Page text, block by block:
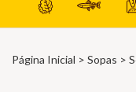
Página Inicial > Sopas >